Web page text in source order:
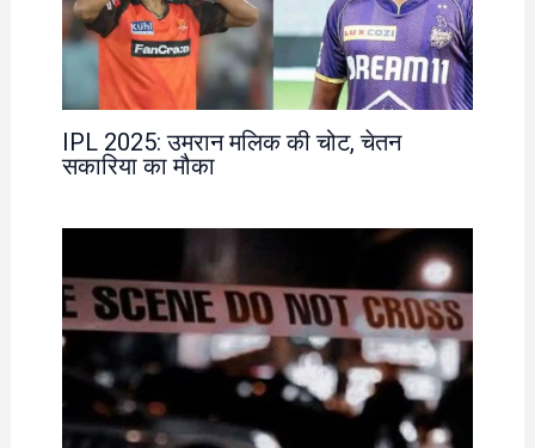
IPL 2025: उमरान मलिक की चोट, चेतन
सकारिया का मौका